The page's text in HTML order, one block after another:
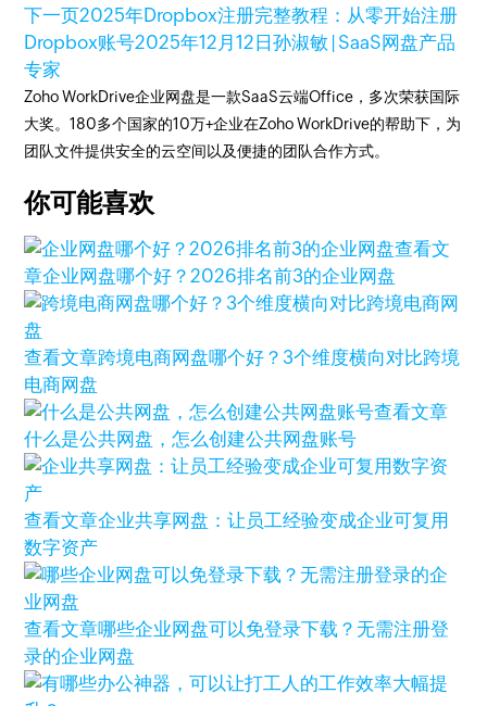
下一页2025年Dropbox注册完整教程：从零开始注册
Dropbox账号2025年12月12日孙淑敏 | SaaS网盘产品
专家
Zoho WorkDrive企业网盘是一款SaaS云端Office，多次荣获国际
大奖。180多个国家的10万+企业在Zoho WorkDrive的帮助下，为
团队文件提供安全的云空间以及便捷的团队合作方式。
你可能喜欢
查看文
章企业网盘哪个好？2026排名前3的企业网盘
查看文章跨境电商网盘哪个好？3个维度横向对比跨境
电商网盘
查看文章
什么是公共网盘，怎么创建公共网盘账号
查看文章企业共享网盘：让员工经验变成企业可复用
数字资产
查看文章哪些企业网盘可以免登录下载？无需注册登
录的企业网盘